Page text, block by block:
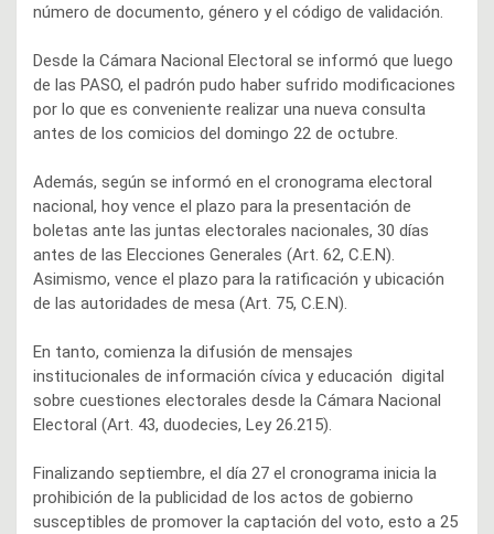
número de documento, género y el código de validación.
Desde la Cámara Nacional Electoral se informó que luego
de las PASO, el padrón pudo haber sufrido modificaciones
por lo que es conveniente realizar una nueva consulta
antes de los comicios del domingo 22 de octubre.
Además, según se informó en el cronograma electoral
nacional, hoy vence el plazo para la presentación de
boletas ante las juntas electorales nacionales, 30 días
antes de las Elecciones Generales (Art. 62, C.E.N).
Asimismo, vence el plazo para la ratificación y ubicación
de las autoridades de mesa (Art. 75, C.E.N).
En tanto, comienza la difusión de mensajes
institucionales de información cívica y educación digital
sobre cuestiones electorales desde la Cámara Nacional
Electoral (Art. 43, duodecies, Ley 26.215).
Finalizando septiembre, el día 27 el cronograma inicia la
prohibición de la publicidad de los actos de gobierno
susceptibles de promover la captación del voto, esto a 25